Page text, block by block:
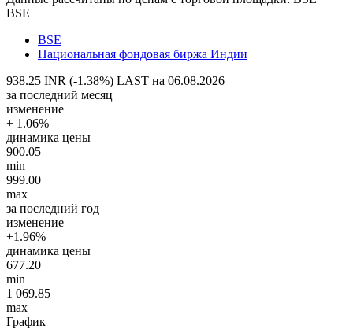
BSE
BSE
Национальная фондовая биржа Индии
938.25 INR (-1.38%) LAST на 06.08.2026
за последний месяц
изменение
+ 1.06%
динамика цены
900.05
min
999.00
max
за последний год
изменение
+1.96%
динамика цены
677.20
min
1 069.85
max
График